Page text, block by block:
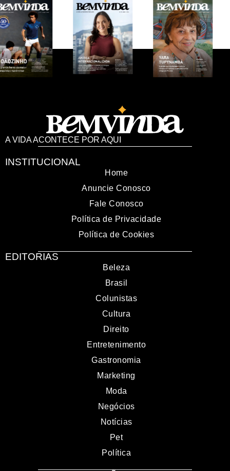
A VIDA ACONTECE POR AQUI
INSTITUCIONAL
Home
Anuncie Conosco
Fale Conosco
Política de Privacidade
Política de Cookies
EDITORIAS
Beleza
Brasil
Colunistas
Cultura
Direito
Entretenimento
Gastronomia
Marketing
Moda
Negócios
Notícias
Pet
Política